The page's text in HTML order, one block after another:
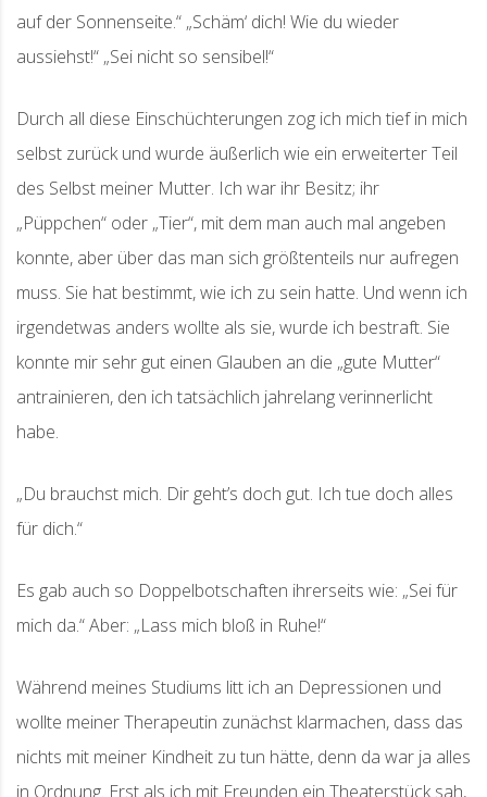
auf der Sonnenseite.“ „Schäm‘ dich! Wie du wieder
aussiehst!“ „Sei nicht so sensibel!“
Durch all diese Einschüchterungen zog ich mich tief in mich
selbst zurück und wurde äußerlich wie ein erweiterter Teil
des Selbst meiner Mutter. Ich war ihr Besitz; ihr
„Püppchen“ oder „Tier“, mit dem man auch mal angeben
konnte, aber über das man sich größtenteils nur aufregen
muss. Sie hat bestimmt, wie ich zu sein hatte. Und wenn ich
irgendetwas anders wollte als sie, wurde ich bestraft. Sie
konnte mir sehr gut einen Glauben an die „gute Mutter“
antrainieren, den ich tatsächlich jahrelang verinnerlicht
habe.
„Du brauchst mich. Dir geht’s doch gut. Ich tue doch alles
für dich.“
Es gab auch so Doppelbotschaften ihrerseits wie: „Sei für
mich da.“ Aber: „Lass mich bloß in Ruhe!“
Während meines Studiums litt ich an Depressionen und
wollte meiner Therapeutin zunächst klarmachen, dass das
nichts mit meiner Kindheit zu tun hätte, denn da war ja alles
in Ordnung. Erst als ich mit Freunden ein Theaterstück sah,